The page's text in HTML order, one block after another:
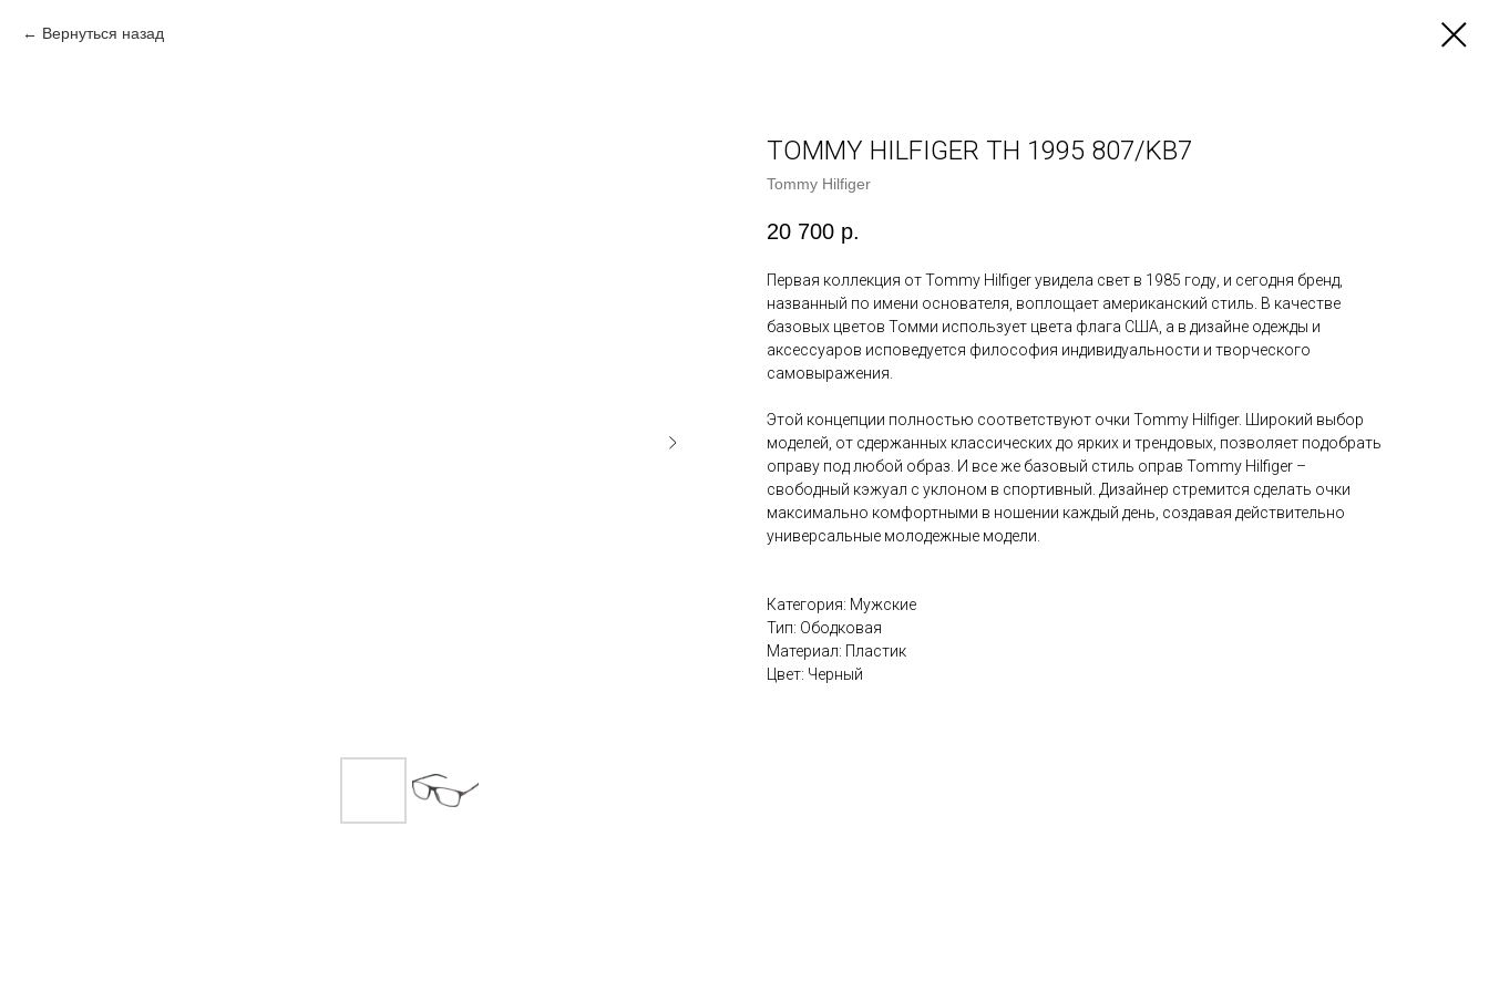
Вернуться назад
TOMMY HILFIGER TH 1995 807/KB7
Tommy Hilfiger
20 700 р.
Первая коллекция от Tommy Hilfiger увидела свет в 1985 году, и сегодня бренд,
названный по имени основателя, воплощает американский стиль. В качестве
базовых цветов Томми использует цвета флага США, а в дизайне одежды и
аксессуаров исповедуется философия индивидуальности и творческого
самовыражения.
Этой концепции полностью соответствуют очки Tommy Hilfiger. Широкий выбор
моделей, от сдержанных классических до ярких и трендовых, позволяет подобрать
оправу под любой образ. И все же базовый стиль оправ Tommy Hilfiger –
свободный кэжуал с уклоном в спортивный. Дизайнер стремится сделать очки
максимально комфортными в ношении каждый день, создавая действительно
универсальные молодежные модели.
Категория: Мужские
Тип: Ободковая
Материал: Пластик
Цвет: Черный